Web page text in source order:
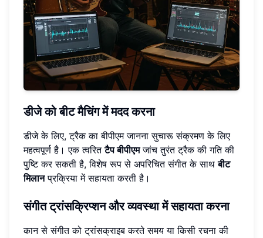
डीजे को बीट मैचिंग में मदद करना
डीजे के लिए, ट्रैक का बीपीएम जानना सुचारू संक्रमण के लिए
महत्वपूर्ण है। एक त्वरितटैप बीपीएमजांच तुरंत ट्रैक की गति की
पुष्टि कर सकती है, विशेष रूप से अपरिचित संगीत के साथबीट
मिलानप्रक्रिया में सहायता करती है।
संगीत ट्रांसक्रिप्शन और व्यवस्था में सहायता करना
कान से संगीत को ट्रांसक्राइब करते समय या किसी रचना की